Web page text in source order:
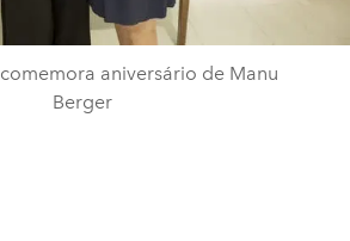
aniversário de Manu
Berger